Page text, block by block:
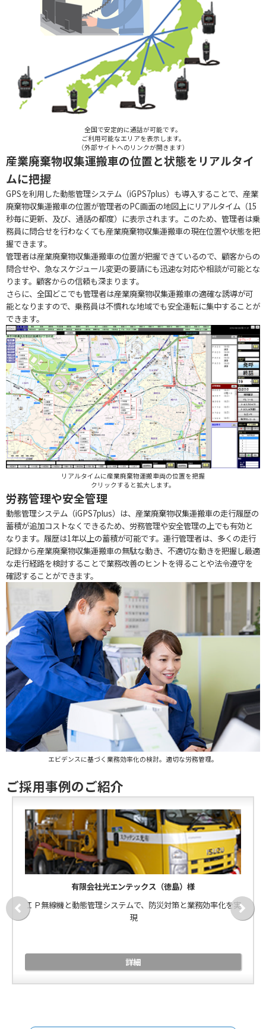
全国で安定的に通話が可能です。
ご利用可能なエリアを表示します。
（外部サイトへのリンクが開きます）
産業廃棄物収集運搬車の位置と状態をリアルタイ
ムに把握
GPSを利用した動態管理システム（iGPS7plus）も導入することで、産業
廃棄物収集運搬車の位置が管理者のPC画面の地図上にリアルタイム（15
秒毎に更新、及び、通話の都度）に表示されます。このため、管理者は乗
務員に問合せを行わなくても産業廃棄物収集運搬車の現在位置や状態を把
握できます。
管理者は産業廃棄物収集運搬車の位置が把握できているので、顧客からの
問合せや、急なスケジュール変更の要請にも迅速な対応や相談が可能とな
ります。顧客からの信頼も深まります。
さらに、全国どこでも管理者は産業廃棄物収集運搬車の適確な誘導が可
能となりますので、乗務員は不慣れな地域でも安全運転に集中することが
できます。
リアルタイムに産業廃棄物運搬車両の位置を把握
クリックすると拡大します。
労務管理や安全管理
動態管理システム（iGPS7plus）は、産業廃棄物収集運搬車の走行履歴の
蓄積が追加コストなくできるため、労務管理や安全管理の上でも有効と
なります。履歴は1年以上の蓄積が可能です。運行管理者は、多くの走行
記録から産業廃棄物収集運搬車の無駄な動き、不適切な動きを把握し最適
な走行経路を検討することで業務改善のヒントを得ることや法令遵守を
確認することができます。
エビデンスに基づく業務効率化の検討。適切な労務管理。
ご採用事例のご紹介
有限会社光エンテックス（徳島）様
ＩＰ無線機と動態管理システムで、防災対策と業務効率化を実
現
詳細